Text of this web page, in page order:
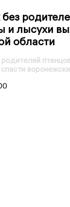
лысухи
области